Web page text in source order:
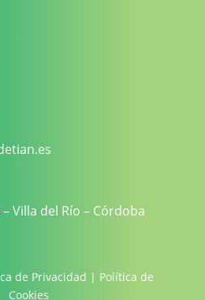
Villa del Río – Córdoba
de Privacidad | Política de
Cookies